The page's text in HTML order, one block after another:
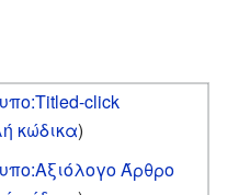
click
κώδικα)
Άρθρο